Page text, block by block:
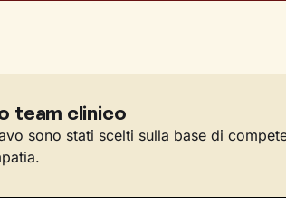
team clinico
sono stati scelti sulla base di